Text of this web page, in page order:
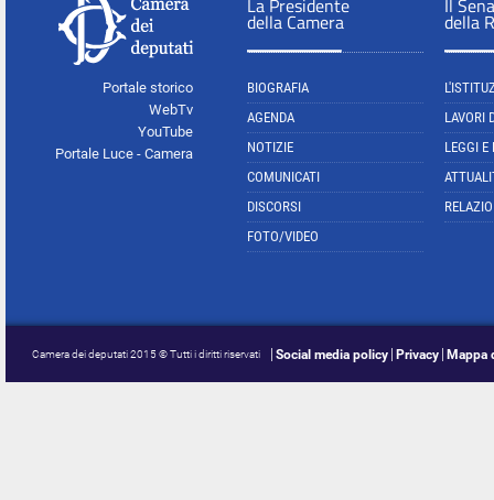
Portale storico
WebTv
YouTube
Portale Luce - Camera
La Presidente
della Camera
BIOGRAFIA
AGENDA
NOTIZIE
COMUNICATI
DISCORSI
FOTO/VIDEO
Il
della
LAVORI
LEGGI E
Camera dei deputati 2015 © Tutti i diritti riservati Social media policy Privacy Mappa